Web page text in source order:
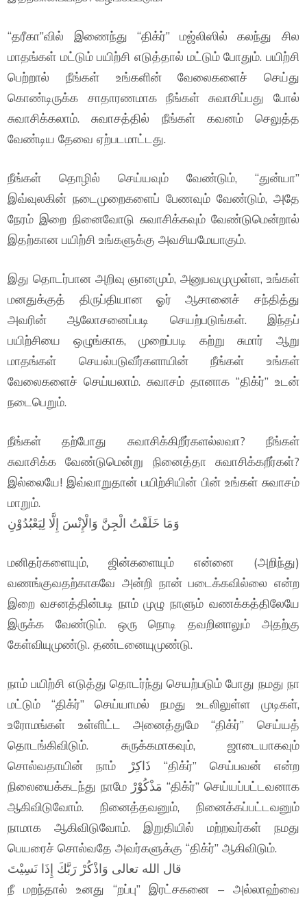
“தரீகா”வில் இணைந்து “திக்ர்” மஜ்லிஸில் கலந்து சில
மாதங்கள் மட்டும் பயிற்சி எடுத்தால் மட்டும் போதும். பயிற்சி
பெற்றால் நீங்கள் உங்களின் வேலைகளைச் செய்து
கொண்டிருக்க சாதாரணமாக நீங்கள் சுவாசிப்பது போல்
சுவாசிக்கலாம். சுவாசத்தில் நீங்கள் கவனம் செலுத்த
வேண்டிய தேவை ஏற்படமாட்டது.
நீங்கள் தொழில் செய்யவும் வேண்டும், “துன்யா”
இவ்வுலகின் நடைமுறைகளைப் பேணவும் வேண்டும், அதே
நேரம் இறை நினைவோடு சுவாசிக்கவும் வேண்டுமென்றால்
இதற்கான பயிற்சி உங்களுக்கு அவசியமேயாகும்.
இது தொடர்பான அறிவு ஞானமும், அனுபவமுமுள்ள, உங்கள்
மனதுக்குத் திருப்தியான ஓர் ஆசானைச் சந்தித்து
அவரின் ஆலோசனைப்படி செயற்படுங்கள். இந்தப்
பயிற்சியை ஒழுங்காக, முறைப்படி கற்று சுமார் ஆறு
மாதங்கள் செயல்படுவீர்களாயின் நீங்கள் உங்கள்
வேலைகளைச் செய்யலாம். சுவாசம் தானாக “திக்ர்” உடன்
நடைபெறும்.
நீங்கள் தற்போது சுவாசிக்கிறீர்களல்லவா? நீங்கள்
சுவாசிக்க வேண்டுமென்று நினைத்தா சுவாசிக்கறீர்கள்?
இல்லையே! இவ்வாறுதான் பயிற்சியின் பின் உங்கள் சுவாசம்
மாறும்.
وَمَا خَلَقْتُ الْجِنَّ وَالْإِنْسَ إِلَّا لِيَعْبُدُوْنِ
மனிதர்களையும், ஜின்களையும் என்னை (அறிந்து)
வணங்குவதற்காகவே அன்றி நான் படைக்கவில்லை என்ற
இறை வசனத்தின்படி நாம் முழு நாளும் வணக்கத்திலேயே
இருக்க வேண்டும். ஒரு நொடி தவறினாலும் அதற்கு
கேள்வியுமுண்டு. தண்டனையுமுண்டு.
நாம் பயிற்சி எடுத்து தொடர்ந்து செயற்படும் போது நமது நா
மட்டும் “திக்ர்” செய்யாமல் நமது உடலிலுள்ள முடிகள்,
உரோமங்கள் உள்ளிட்ட அனைத்துமே “திக்ர்” செய்யத்
தொடங்கிவிடும். சுருக்கமாகவும், ஜாடையாகவும்
சொல்வதாயின் நாம் ذَاكِرْ “திக்ர்” செய்பவன் என்ற
நிலையைக்கடந்து நாமே مَذْكُوْرْ “திக்ர்” செய்யப்பட்டவனாக
ஆகிவிடுவோம். நினைத்தவனும், நினைக்கப்பட்டவனும்
நாமாக ஆகிவிடுவோம். இறுதியில் மற்றவர்கள் நமது
பெயரைச் சொல்வதே அவர்களுக்கு “திக்ர்” ஆகிவிடும்.
قال الله تعالى وَاذْكُرْ رَبَّكَ إِذَا نَسِيْتَ
நீ மறந்தால் உனது “றப்பு” இரட்சகனை – அல்லாஹ்வை